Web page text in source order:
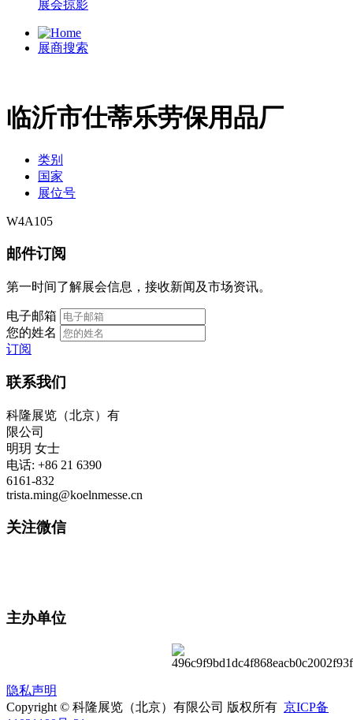
展会掠影
展商搜索
临沂市仕蒂乐劳保用品厂
类别
国家
展位号
W4A105
邮件订阅
第一时间了解展会信息，接收新闻及市场资讯。
电子邮箱
您的姓名
订阅
联系我们
科隆展览（北京）有
限公司
明玥 女士
电话: +86 21 6390
6161-832
trista.ming@koelnmesse.cn
关注微信
主办单位
隐私声明
Copyright © 科隆展览（北京）有限公司 版权所有 京ICP备